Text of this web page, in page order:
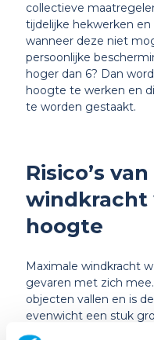
collectieve
tijdelijke hekwerken
wanneer deze niet
persoonlijke
hoger dan 6? Dan
hoogte te werken en
te worden gestaakt.
Risico’s
windkracht
hoogte
Maximale windkracht
gevaren met zich
objecten vallen en is
evenwicht een stuk
windvlagen ook de